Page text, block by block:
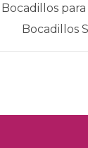
Bocadillos
Bocadillos